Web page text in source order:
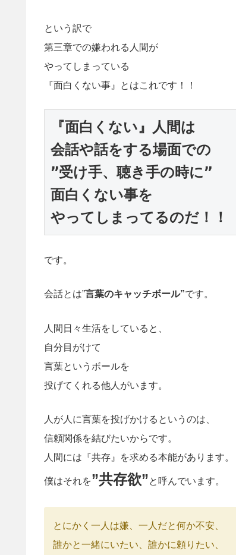
という訳で
第三章での嫌われる人間が
やってしまっている
『面白くない事』とはこれです！！
会話や話をする場面での
”受け手、聴き手の時に”
やってしまってるのだ！！
です。
会話とは”言葉のキャッチボール”です。
人間日々生活をしていると、
自分目がけて
言葉というボールを
投げてくれる他人がいます。
人が人に言葉を投げかけるというのは、
信頼関係を結びたいからです。
人間には『共存』を求める本能があります。
僕はそれを”共存欲”と呼んでいます。
とにかく一人は嫌、一人だと何か不安、
誰かと一緒にいたい、誰かに頼りたい、